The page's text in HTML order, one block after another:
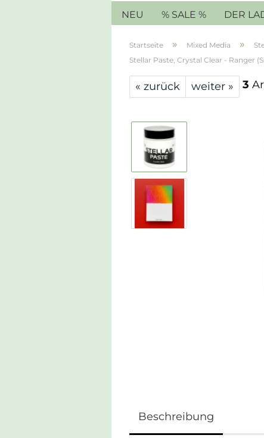
NEU % SALE % DER
Startseite » Mixed Media »
Stellar Paste, Crystal Clear - Ranger
« zurück weiter » 3
Beschreibung